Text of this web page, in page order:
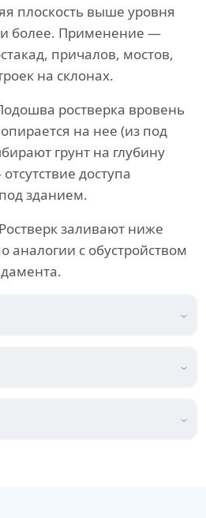
плоскость выше уровня
более. Применение —
причалов, мостов,
на склонах.
ростверка вровень
на нее (из под
грунт на глубину
доступа
зданием.
заливают ниже
аналогии с обустройством